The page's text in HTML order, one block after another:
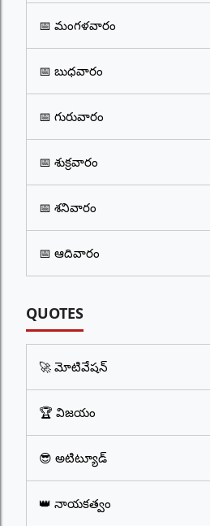
📅 మంగళవారం
📅 బుధవారం
📅 గురువారం
📅 శుక్రవారం
📅 శనివారం
📅 ఆదివారం
QUOTES
🚀 మోటివేషన్
🏆 విజయం
😎 అటిట్యూడ్
👑 నాయకత్వం